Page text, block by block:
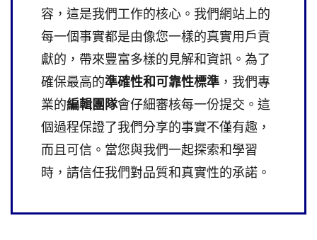
容，這是我們工作的核心。我們網站上的
每一個事實都是由像您一樣的真實用戶貢
獻的，帶來豐富多樣的見解和資訊。為了
確保最高的準確性和可靠性標準 ，我們專
業的編輯團隊會仔細審核每一份提交。這
個過程保證了我們分享的事實不僅有趣，
而且可信。當您與我們一起探索和學習
時，請信任我們對品質和真實性的承諾。